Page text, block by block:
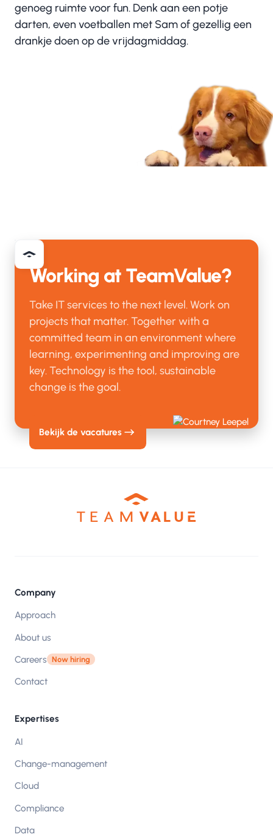
genoeg ruimte voor fun. Denk aan een potje
darten, even voetballen met Sam of gezellig een
drankje doen op de vrijdagmiddag.
Working at TeamValue?
Take IT services to the next level. Work on
projects that matter. Together with a
committed team in an environment where
learning, experimenting and improving are
key. Technology is the tool, sustainable
change is the goal.
Bekijk de vacatures
Company
Approach
About us
Careers Now hiring
Contact
Expertises
AI
Change-management
Cloud
Compliance
Data